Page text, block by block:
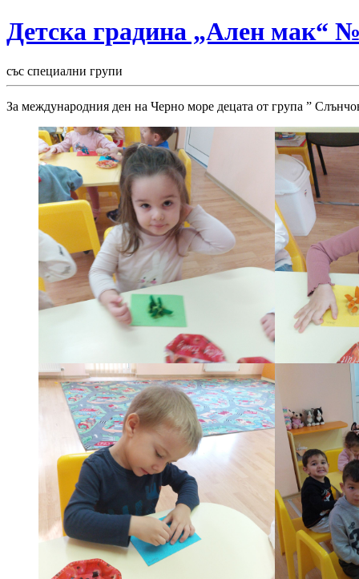
Детска градина „Ален мак“
със специални групи
За международния ден на Черно море децата от група ”